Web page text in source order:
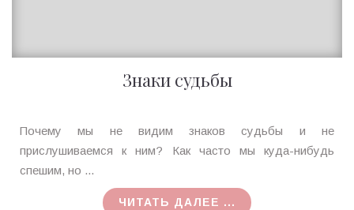
Знаки судьбы
Ирина
MagicTantra
20.01.2016
Почему мы не видим знаков судьбы и не
прислушиваемся к ним? Как часто мы куда-нибудь
спешим, но ...
ЧИТАТЬ ДАЛЕЕ ...